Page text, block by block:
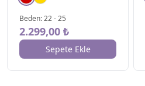
Beden:22-25
2.299,00 ₺
Sepete Ekle